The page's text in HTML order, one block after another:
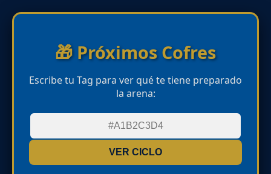
🎁 Próximos Cofres
Escribe tu Tag para ver qué te tiene preparado
la arena:
VER CICLO